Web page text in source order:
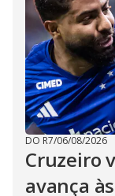
DO R7/06/08/2026
Cruzeiro
avança